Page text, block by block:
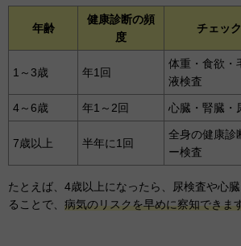
年齢
健康診断の頻
度
チェッ
1～3歳 年1回
体重・食欲・
液検査
4～6歳 年1～2回 心臓・腎臓・
7歳以上 半年に1回
全身の健康診
ー検査
たとえば、4歳以上になったら、尿検査や心
ることで、 病気のリスクを早めに察知できま